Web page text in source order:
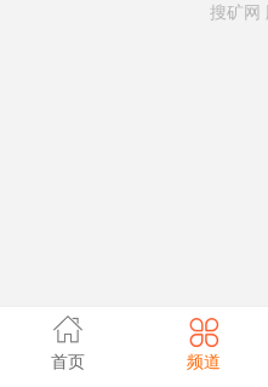
搜矿网
首页 频道